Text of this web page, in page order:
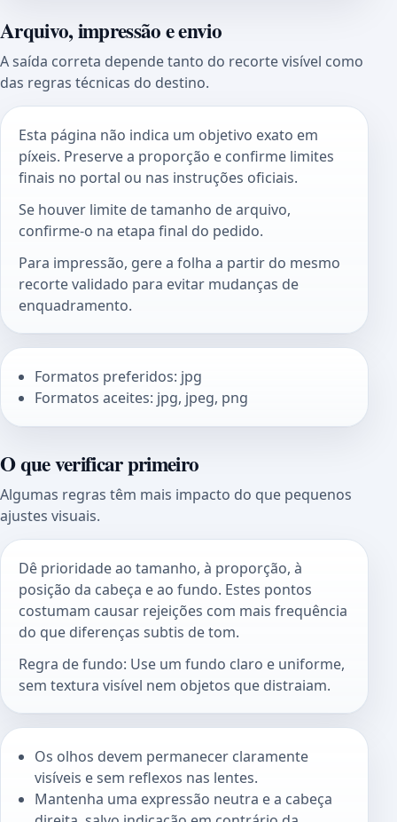
Arquivo, impressão e envio
A saída correta depende tanto do recorte visível como
das regras técnicas do destino.
Esta página não indica um objetivo exato em
píxeis. Preserve a proporção e confirme limites
finais no portal ou nas instruções oficiais.
Se houver limite de tamanho de arquivo,
confirme-o na etapa final do pedido.
Para impressão, gere a folha a partir do mesmo
recorte validado para evitar mudanças de
enquadramento.
Formatos preferidos: jpg
Formatos aceites: jpg, jpeg, png
O que verificar primeiro
Algumas regras têm mais impacto do que pequenos
ajustes visuais.
Dê prioridade ao tamanho, à proporção, à
posição da cabeça e ao fundo. Estes pontos
costumam causar rejeições com mais frequência
do que diferenças subtis de tom.
Regra de fundo: Use um fundo claro e uniforme,
sem textura visível nem objetos que distraiam.
Os olhos devem permanecer claramente
visíveis e sem reflexos nas lentes.
Mantenha uma expressão neutra e a cabeça